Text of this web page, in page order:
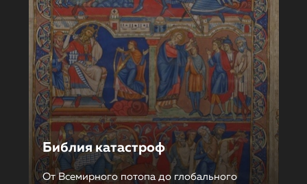
Библия катастроф
От Всемирного потопа до глобального